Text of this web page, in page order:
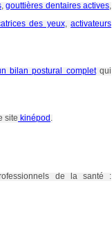
,gouttières dentaires actives,
des yeux, activateurs
bilan postural completqui
site kinépod .
de la santé :